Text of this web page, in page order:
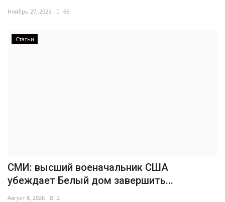
Ноябрь 27, 2025 66
Статьи
СМИ: высший военачальник США
убеждает Белый дом завершить...
Август 8, 2026 2